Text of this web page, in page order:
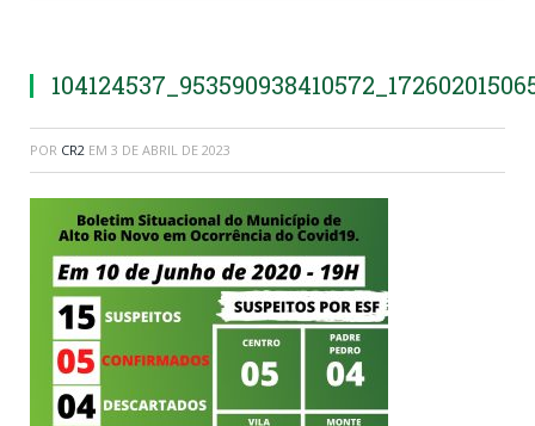
POR CR2 EM 3 DE ABRIL DE 2023